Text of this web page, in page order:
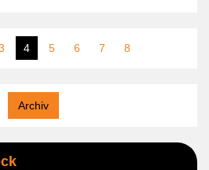
Aktuelle
Seite
4 Seite
5 Seite
6 Seite
7 Seite
8
Archiv